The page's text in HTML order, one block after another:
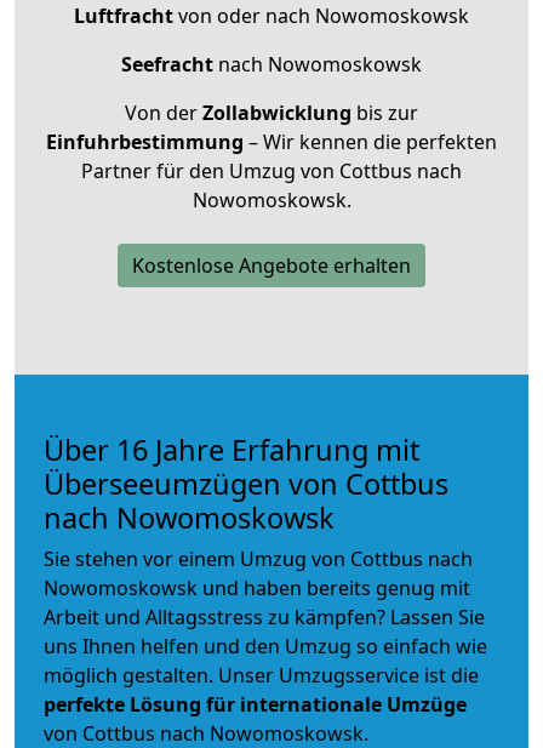
Luftfrachtvon oder nach Nowomoskowsk
Seefracht nach Nowomoskowsk
Von derZollabwicklung bis zur
Einfuhrbestimmung – Wir kennen die perfekten
Partner für den Umzug von Cottbus nach
Nowomoskowsk.
Kostenlose Angebote erhalten
Über 16 Jahre Erfahrung mit
Überseeumzügen von Cottbus
nach Nowomoskowsk
Sie stehen vor einem Umzug von Cottbus nach
Nowomoskowsk und haben bereits genug mit
Arbeit und Alltagsstress zu kämpfen? Lassen Sie
uns Ihnen helfen und den Umzug so einfach wie
möglich gestalten. Unser Umzugsservice ist die
perfekte Lösung für internationale Umzüge
von Cottbus nach Nowomoskowsk.